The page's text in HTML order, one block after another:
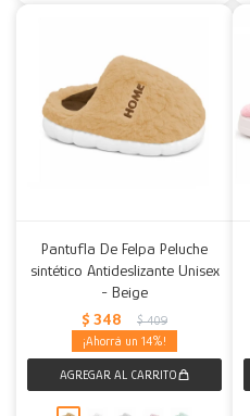
Pantufla De Felpa Peluche
sintético Antideslizante Unisex
- Beige
$ 348 $ 409
14